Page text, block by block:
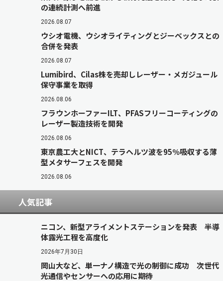
の連続計測へ前進
2026.08.07
ウシオ電機、ウシオライティングとジーベックスとの
合併を発表
2026.08.07
Lumibird、Cilas株を売却しレーザー・メガジュール
保守事業を取得
2026.08.06
フラウンホーファーILT、PFASフリーコーティングの
レーザー製造技術を開発
2026.08.06
東京農工大とNICT、テラヘルツ波を95％吸収する薄
型メタサーフェスを開発
2026.08.06
人気記事
ニコン、新型アライメントステーションを発表 半導
体露光工程を高度化
2026年7月30日
岡山大など、単一ナノ構造で光の制御に成功 次世代
光通信やセンサーへの応用に期待